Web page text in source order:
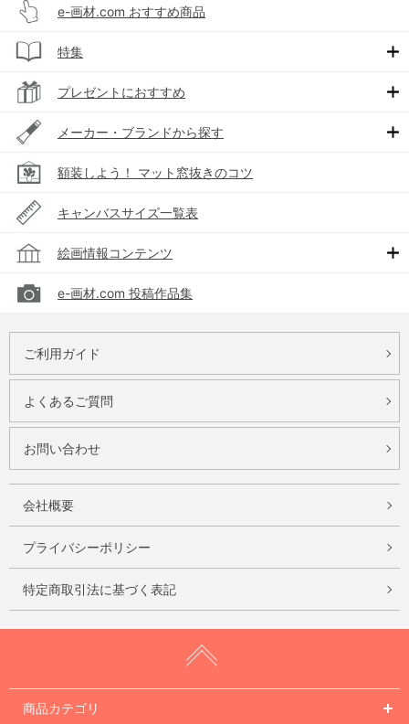
e-画材.com おすすめ商品
特集
プレゼントにおすすめ
メーカー・ブランドから探す
額装しよう！ マット窓抜きのコツ
キャンバスサイズ一覧表
絵画情報コンテンツ
e-画材.com 投稿作品集
ご利用ガイド
よくあるご質問
お問い合わせ
会社概要
プライバシーポリシー
特定商取引法に基づく表記
商品カテゴリ